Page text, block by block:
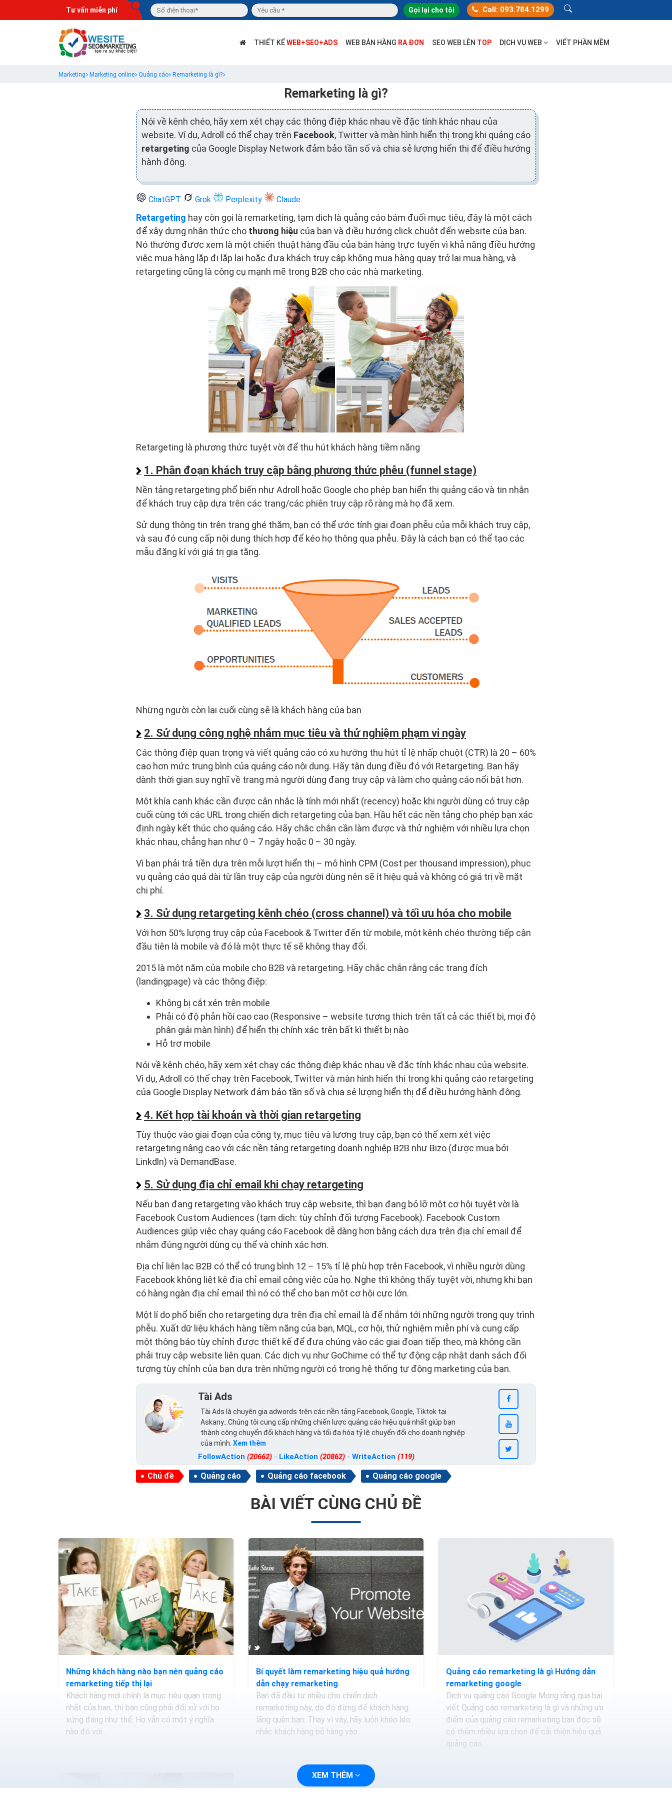
Tư vấn miễn phí Gọi lại cho tôi Call: 093.784.1299
THIẾT KẾWEB+SEO+ADS WEB BÁN HÀNG RA ĐƠN SEO WEB LÊN TOP DỊCH VỤ WEB VIẾT PHẦN MỀM
Marketing Marketing online Quảng cáo Remarketing là gì?
Remarketing là gì?
Nói về kênh chéo, hãy xem xét chạy các thông điệp khác nhau về đặc tính khác nhau của
website. Ví dụ, Adroll có thể chạy trên Facebook, Twitter và màn hình hiển thị trong khi quảng cáo
retargeting của Google Display Network đảm bảo tần số và chia sẻ lượng hiển thị để điều hướng
hành động.
ChatGPT Grok Perplexity Claude
Retargeting hay còn gọi là remarketing, tạm dịch là quảng cáo bám đuổi mục tiêu, đây là một cách
để xây dựng nhận thức cho thương hiệu của bạn và điều hướng click chuột đến website của bạn.
Nó thường được xem là một chiến thuật hàng đầu của bán hàng trực tuyến vì khả năng điều hướng
việc mua hàng lặp đi lặp lại hoặc đưa khách truy cập không mua hàng quay trở lại mua hàng, và
retargeting cũng là công cụ mạnh mẽ trong B2B cho các nhà marketing.
Retargeting là phương thức tuyệt vời để thu hút khách hàng tiềm năng
1. Phân đoạn khách truy cập bằng phương thức phễu (funnel stage)
Nền tảng retargeting phổ biến như Adroll hoặc Google cho phép bạn hiển thị quảng cáo và tin nhắn
để khách truy cập dựa trên các trang/các phiên truy cập rõ ràng mà họ đã xem.
Sử dụng thông tin trên trang ghé thăm, bạn có thể ước tính giai đoạn phễu của mỗi khách truy cập,
và sau đó cung cấp nội dung thích hợp để kéo họ thông qua phễu. Đây là cách bạn có thể tạo các
mẫu đăng kí với giá trị gia tăng.
Những người còn lại cuối cùng sẽ là khách hàng của bạn
2. Sử dụng công nghệ nhắm mục tiêu và thử nghiệm phạm vi ngày
Các thông điệp quan trọng và viết quảng cáo có xu hướng thu hút tỉ lệ nhấp chuột (CTR) là 20 – 60%
cao hơn mức trung bình của quảng cáo nội dung. Hãy tận dụng điều đó với Retargeting. Bạn hãy
dành thời gian suy nghĩ về trang mà người dùng đang truy cập và làm cho quảng cáo nổi bật hơn.
Một khía cạnh khác cần được cân nhắc là tính mới nhất (recency) hoặc khi người dùng có truy cập
cuối cùng tới các URL trong chiến dịch retargeting của bạn. Hầu hết các nền tảng cho phép bạn xác
định ngày kết thúc cho quảng cáo. Hãy chắc chắn cần làm được và thử nghiệm với nhiều lựa chọn
khác nhau, chẳng hạn như 0 – 7 ngày hoặc 0 – 30 ngày.
Vì bạn phải trả tiền dựa trên mỗi lượt hiển thị – mô hình CPM (Cost per thousand impression), phục
vụ quảng cáo quá dài từ lần truy cập của người dùng nên sẽ ít hiệu quả và không có giá trị về mặt
chi phí.
3. Sử dụng retargeting kênh chéo (cross channel) và tối ưu hóa cho mobile
Với hơn 50% lượng truy cập của Facebook & Twitter đến từ mobile, một kênh chéo thường tiếp cận
đầu tiên là mobile và đó là một thực tế sẽ không thay đổi.
2015 là một năm của mobile cho B2B và retargeting. Hãy chắc chắn rằng các trang đích
(landingpage) và các thông điệp:
Không bị cắt xén trên mobile
Phải có độ phản hồi cao cao (Responsive – website tương thích trên tất cả các thiết bị, mọi độ
phân giải màn hình) để hiển thị chính xác trên bất kì thiết bị nào
Hỗ trợ mobile
Nói về kênh chéo, hãy xem xét chạy các thông điệp khác nhau về đặc tính khác nhau của website.
Ví dụ, Adroll có thể chạy trên Facebook, Twitter và màn hình hiển thị trong khi quảng cáo retargeting
của Google Display Network đảm bảo tần số và chia sẻ lượng hiển thị để điều hướng hành động.
4. Kết hợp tài khoản và thời gian retargeting
Tùy thuộc vào giai đoạn của công ty, mục tiêu và lượng truy cập, bạn có thể xem xét việc
retargeting nâng cao với các nền tảng retargeting doanh nghiệp B2B như Bizo (được mua bởi
Linkdln) và DemandBase.
5. Sử dụng địa chỉ email khi chạy retargeting
Nếu bạn đang retargeting vào khách truy cập website, thì bạn đang bỏ lỡ một cơ hội tuyệt vời là
Facebook Custom Audiences (tạm dịch: tùy chỉnh đối tượng Facebook). Facebook Custom
Audiences giúp việc chạy quảng cáo Facebook dễ dàng hơn bằng cách dựa trên địa chỉ email để
nhắm đúng người dùng cụ thể và chính xác hơn.
Địa chỉ liên lạc B2B có thể có trung bình 12 – 15% tỉ lệ phù hợp trên Facebook, vì nhiều người dùng
Facebook không liệt kê địa chỉ email công việc của họ. Nghe thì không thấy tuyệt vời, nhưng khi bạn
có hàng ngàn địa chỉ email thì nó có thể cho bạn một cơ hội cực lớn.
Một lí do phổ biến cho retargeting dựa trên địa chỉ email là để nhắm tới những người trong quy trình
phễu. Xuất dữ liệu khách hàng tiềm năng của bạn, MQL, cơ hội, thử nghiệm miễn phí và cung cấp
một thông báo tùy chỉnh được thiết kế để đưa chúng vào các giai đoạn tiếp theo, mà không cần
phải truy cập website liên quan. Các dịch vụ như GoChime có thể tự động cập nhật danh sách đối
tượng tùy chỉnh của bạn dựa trên những người có trong hệ thống tự động marketing của bạn.
Tài Ads
Tài Ads là chuyên gia adwords trên các nền tảng Facebook, Google, Tiktok tại
Askany...Chúng tôi cung cấp những chiến lược quảng cáo hiệu quả nhất giúp bạn
thành công chuyển đổi khách hàng và tối đa hóa tỷ lệ chuyển đổi cho doanh nghiệp
của mình. Xem thêm
FollowAction (20662) - LikeAction (20862) - WriteAction (119)
Chủ đề Quảng cáo Quảng cáo facebook Quảng cáo google
BÀI VIẾT CÙNG CHỦ ĐỀ
Những khách hàng nào bạn nên quảng cáo
remarketing tiếp thị lại
Khách hàng mới chính là mục tiêu quan trọng
nhất của bạn, thì bạn cũng phải đối xử với họ
xứng đáng như thế. Họ vẫn có một ý nghĩa
nào đó với...
Bí quyết làm remarketing hiệu quả hướng
dẫn chạy remarketing
Bạn đã đầu tư nhiều cho chiến dịch
remarketing này, do đó đừng để khách hàng
lãng quên bạn. Thay vì vậy, hãy luôn khéo léo
nhắc khách hàng bỏ hàng vào...
Quảng cáo remarketing là gì Hướng dẫn
remarketing google
Dịch vụ quảng cáo Google Mong rằng qua bài
viết Quảng cáo remarketing là gì và những ưu
điểm của quảng cáo remarketing bạn đọc sẽ
có thêm nhiều lựa chọn để cải thiện hiệu quả
quảng cáo.
XEM THÊM